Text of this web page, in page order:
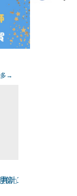
→
師」證照
計11位同學考取「
【狂賀】114學